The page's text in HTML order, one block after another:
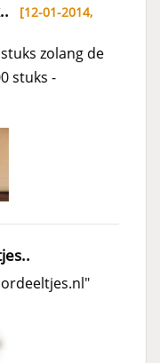
[12-01-2014,
zolang de
stuks -